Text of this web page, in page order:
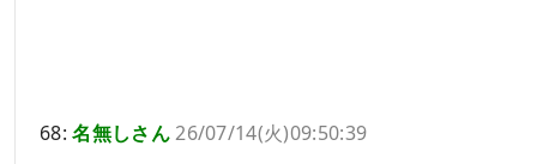
68:名無しさん26/07/14(火)09:50:39